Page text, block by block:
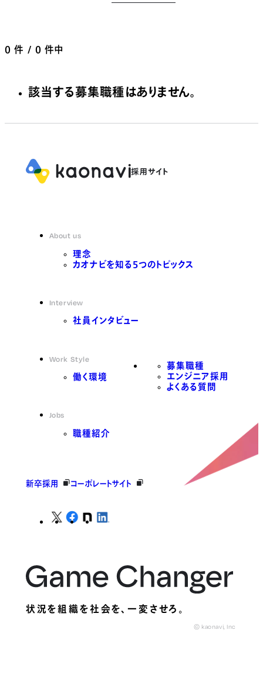
0 件 / 0 件中
該当する募集職種はありません。
About us
理念
カオナビを知る5つのトピックス
Interview
社員インタビュー
Work Style
働く環境
Jobs
職種紹介
募集職種
エンジニア採用
よくある質問
新卒採用 コーポレートサイト
状況を組織を社会を、一変させろ。
© kaonavi, Inc